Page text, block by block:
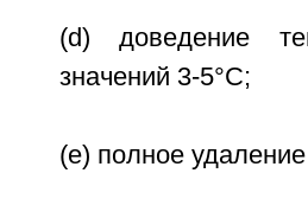
(d) доведение
значений 3-5°С;
(e) полное